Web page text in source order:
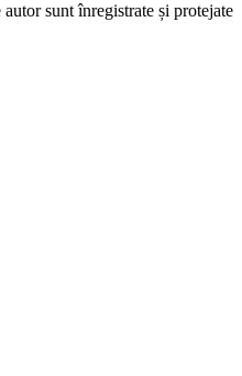
sunt înregistrate și protejate